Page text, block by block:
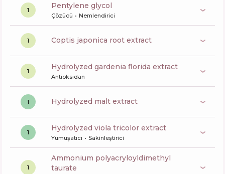
1 pentylene glycol
Çözücü Nemlendirici
1 coptis japonica root extract
1 hydrolyzed gardenia florida extract
Antioksidan
1 hydrolyzed malt extract
1 hydrolyzed viola tricolor extract
Yumuşatıcı Sakinleştirici
1
ammonium polyacryloyldimethyl
taurate